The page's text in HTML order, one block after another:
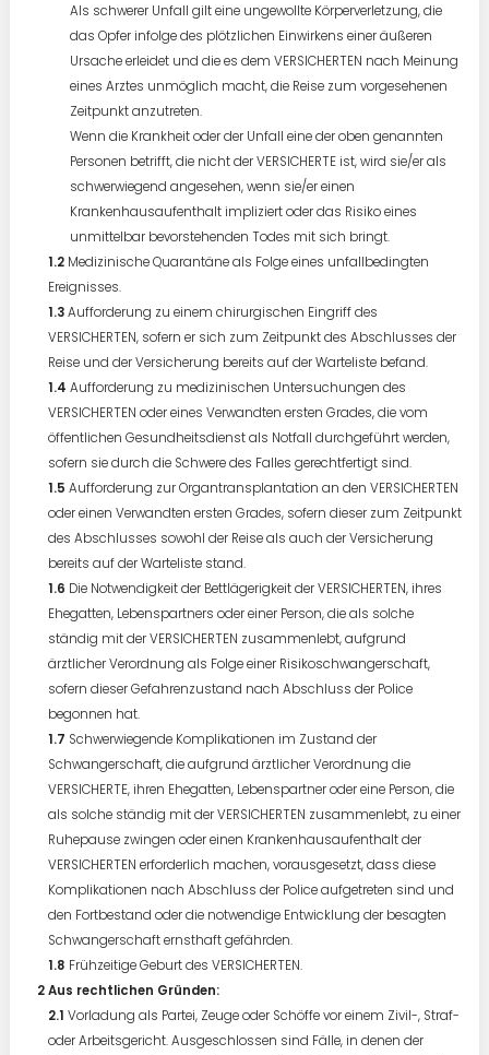
Als schwerer Unfall gilt eine ungewollte Körperverletzung, die
das Opfer infolge des plötzlichen Einwirkens einer äußeren
Ursache erleidet und die es dem VERSICHERTEN nach Meinung
eines Arztes unmöglich macht, die Reise zum vorgesehenen
Zeitpunkt anzutreten.
Wenn die Krankheit oder der Unfall eine der oben genannten
Personen betrifft, die nicht der VERSICHERTE ist, wird sie/er als
schwerwiegend angesehen, wenn sie/er einen
Krankenhausaufenthalt impliziert oder das Risiko eines
unmittelbar bevorstehenden Todes mit sich bringt.
Medizinische Quarantäne als Folge eines unfallbedingten
Ereignisses.
Aufforderung zu einem chirurgischen Eingriff des
VERSICHERTEN, sofern er sich zum Zeitpunkt des Abschlusses der
Reise und der Versicherung bereits auf der Warteliste befand.
Aufforderung zu medizinischen Untersuchungen des
VERSICHERTEN oder eines Verwandten ersten Grades, die vom
öffentlichen Gesundheitsdienst als Notfall durchgeführt werden,
sofern sie durch die Schwere des Falles gerechtfertigt sind.
Aufforderung zur Organtransplantation an den VERSICHERTEN
oder einen Verwandten ersten Grades, sofern dieser zum Zeitpunkt
des Abschlusses sowohl der Reise als auch der Versicherung
bereits auf der Warteliste stand.
Die Notwendigkeit der Bettlägerigkeit der VERSICHERTEN, ihres
Ehegatten, Lebenspartners oder einer Person, die als solche
ständig mit der VERSICHERTEN zusammenlebt, aufgrund
ärztlicher Verordnung als Folge einer Risikoschwangerschaft,
sofern dieser Gefahrenzustand nach Abschluss der Police
begonnen hat.
Schwerwiegende Komplikationen im Zustand der
Schwangerschaft, die aufgrund ärztlicher Verordnung die
VERSICHERTE, ihren Ehegatten, Lebenspartner oder eine Person, die
als solche ständig mit der VERSICHERTEN zusammenlebt, zu einer
Ruhepause zwingen oder einen Krankenhausaufenthalt der
VERSICHERTEN erforderlich machen, vorausgesetzt, dass diese
Komplikationen nach Abschluss der Police aufgetreten sind und
den Fortbestand oder die notwendige Entwicklung der besagten
Schwangerschaft ernsthaft gefährden.
Frühzeitige Geburt des VERSICHERTEN.
Aus rechtlichen Gründen:
Vorladung als Partei, Zeuge oder Schöffe vor einem Zivil-, Straf-
oder Arbeitsgericht. Ausgeschlossen sind Fälle, in denen der